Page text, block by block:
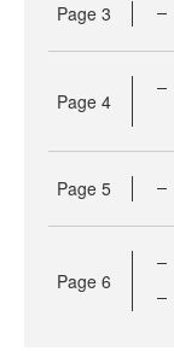
Page 3
Page 4
Page 5
Page 6